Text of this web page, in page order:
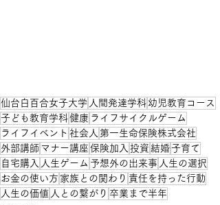
仙台白百合女子大学 人間発達学科幼児教育コース
子ども教育学科健康 ライフサイクルゲーム
ライフイベント 社会人 第一生命保険株式会社
外部講師 マナー講座 保険加入 投資 結婚子育て
自宅購入 人生ゲーム 予想外の出来事 人生の選択
お金の使い方 家族との関わり 責任を持った行動
人生の価値 人との繋がり 卒業まで半年